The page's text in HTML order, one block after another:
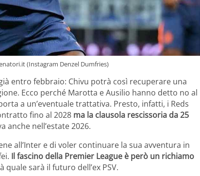
(Instagram Denzel Dumfries)
entro febbraio: Chivu potrà così recuperare una
Ecco perché Marotta e Ausilio hanno detto no al
a un’eventuale trattativa. Presto, infatti, i Reds
fino al 2028 ma la clausola rescissoria da 25
anche nell’estate 2026.
all’Inter e di voler continuare la sua avventura in
Il fascino della Premier League è però un richiamo
sarà il futuro dell’ex PSV.